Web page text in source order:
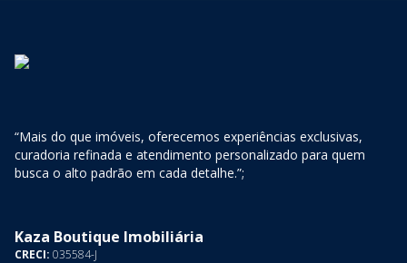
“Mais do que imóveis, oferecemos experiências exclusivas,
curadoria refinada e atendimento personalizado para quem
busca o alto padrão em cada detalhe.”;
Kaza Boutique Imobiliária
CRECI: 035584-J